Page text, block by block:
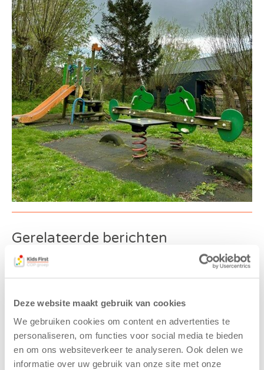
Deze website maakt gebruik van cookies
We gebruiken cookies om content en advertenties te
personaliseren, om functies voor social media te bieden
en om ons websiteverkeer te analyseren. Ook delen we
informatie over uw gebruik van onze site met onze
Gerelateerde berichten